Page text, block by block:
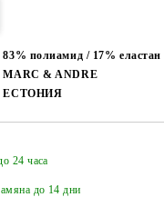
83% полиамид / 17% еластан
MARC & ANDRE
ЕСТОНИЯ
24 часа
до 14 дни